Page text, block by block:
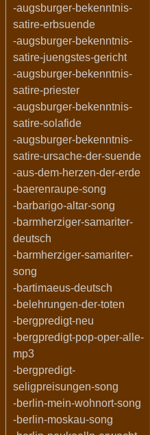
-augsburger-bekenntnis-
satire-erbsuende
-augsburger-bekenntnis-
satire-juengstes-gericht
-augsburger-bekenntnis-
satire-priester
-augsburger-bekenntnis-
satire-solafide
-augsburger-bekenntnis-
satire-ursache-der-suende
-aus-dem-herzen-der-erde
-baerenraupe-song
-barbarigo-altar-song
-barmherziger-samariter-
deutsch
-barmherziger-samariter-
song
-bartimaeus-deutsch
-belehrungen-der-toten
-bergpredigt-neu
-bergpredigt-pop-oper-alle-
mp3
-bergpredigt-
seligpreisungen-song
-berlin-mein-wohnort-song
-berlin-moskau-song